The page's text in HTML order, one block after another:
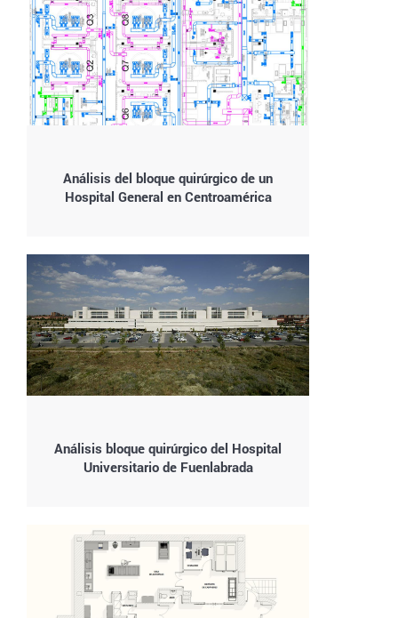
Análisis del bloque quirúrgico de un
Hospital General en Centroamérica
Análisis bloque quirúrgico del Hospital
Universitario de Fuenlabrada